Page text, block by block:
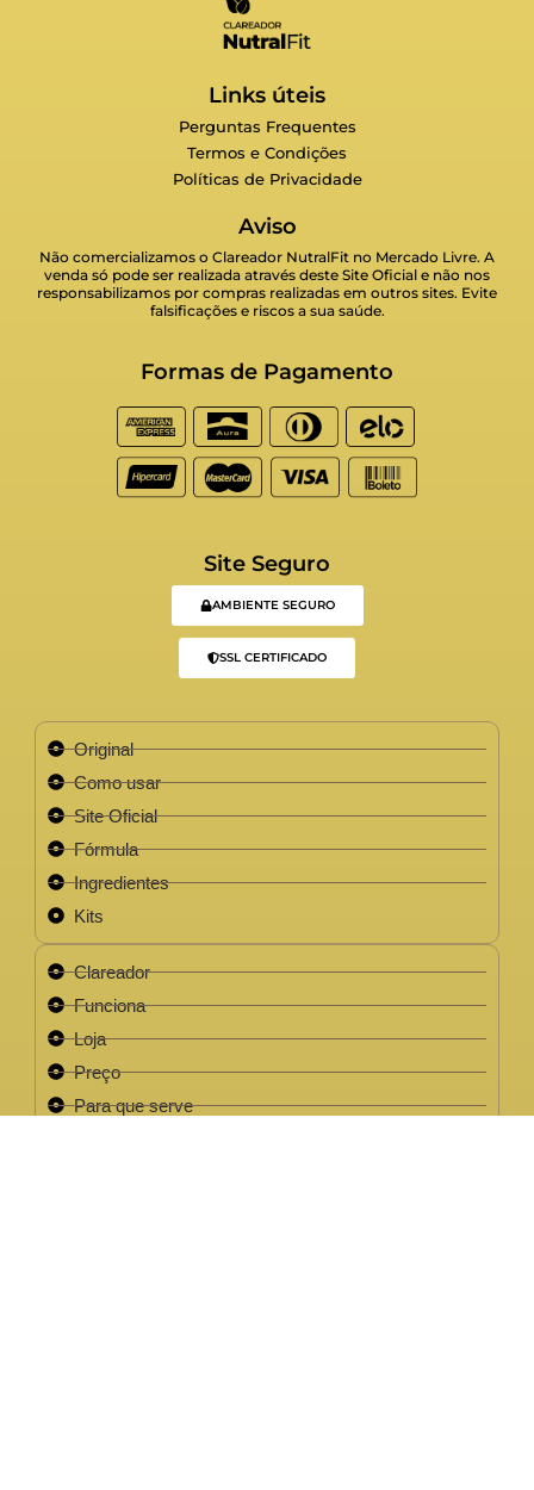
Links úteis
Perguntas Frequentes
Termos e Condições
Políticas de Privacidade
Aviso
Não comercializamos o Clareador NutralFit no Mercado Livre. A
venda só pode ser realizada através deste Site Oficial e não nos
responsabilizamos por compras realizadas em outros sites. Evite
falsificações e riscos a sua saúde.
Formas de Pagamento
Site Seguro
AMBIENTE SEGURO
SSL CERTIFICADO
Original
Como usar
Site Oficial
Fórmula
Ingredientes
Kits
Clareador
Funciona
Loja
Preço
Para que serve